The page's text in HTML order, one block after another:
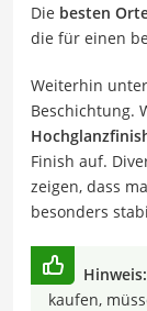
Die besten
die für einen
Weiterhin
Beschichtung.
Finish auf.
zeigen, dass
besonders
Hinweis:
kaufen,